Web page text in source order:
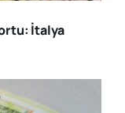
İtalya